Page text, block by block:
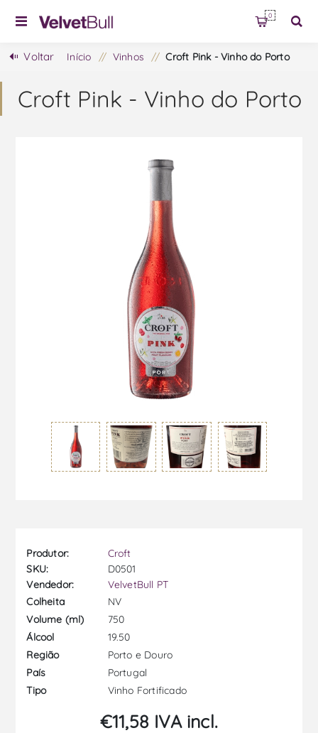
0
Voltar Início / Vinhos / Croft Pink - Vinho do Porto
Croft Pink - Vinho do Porto
Produtor:
Croft
SKU:
D0501
Vendedor:
VelvetBull PT
Colheita
NV
Volume (ml)
750
Álcool
19.50
Região
Porto e Douro
País
Portugal
Tipo
Vinho Fortificado
€11,58 IVA incl.